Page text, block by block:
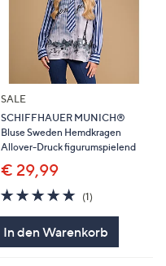
SALE
SCHIFFHAUER MUNICH®
Bluse Sweden Hemdkragen
Allover-Druck figurumspielend
€ 29,99
5.0
von
5
(1)
In den Warenkorb